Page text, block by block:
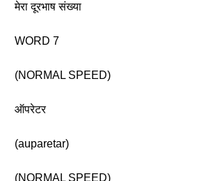
मेरा दूरभाष संख्या
WORD 7
(NORMAL SPEED)
ऑपरेटर
(auparetar)
(NORMAL SPEED)